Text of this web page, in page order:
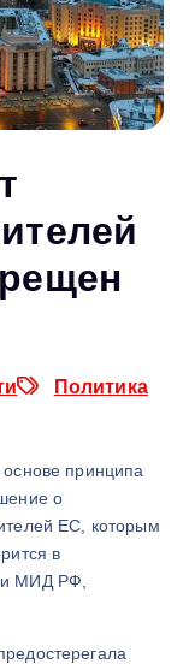
Политика
принципа
о
ЕС, которым
в
МИД РФ,